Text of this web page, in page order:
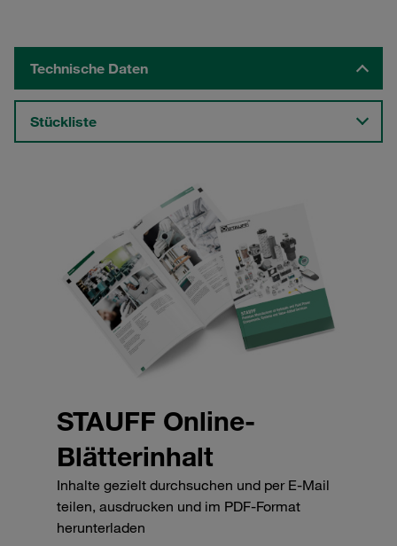
Technische Daten
Stückliste
STAUFF Online-
Blätterinhalt
Inhalte gezielt durchsuchen und per E-Mail
teilen, ausdrucken und im PDF-Format
herunterladen